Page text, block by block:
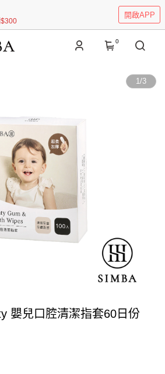
開啟APP
0
1/3
嬰兒口腔清潔指套60日份